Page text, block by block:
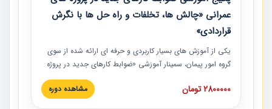
عمرانی «چالش ها، تخلفات و راه حل ها با نگرش
قراردادی»
یکی از آموزش‏‏‏‏‏‏ های بسیار کاربردی و حرفه‏ ای ارائه شده از سوی
گروه امور پیمان، سمینار آموزشی «ضوابط کارهای جدید در پروژه
های عمرانی» چالش ها، تخلفات و راه حل ها با نگرش قراردادی
است که در محل سندیکای شرکت های ساختمانی کشور ارائه شد.
2800000 تومان مشاهده دوره